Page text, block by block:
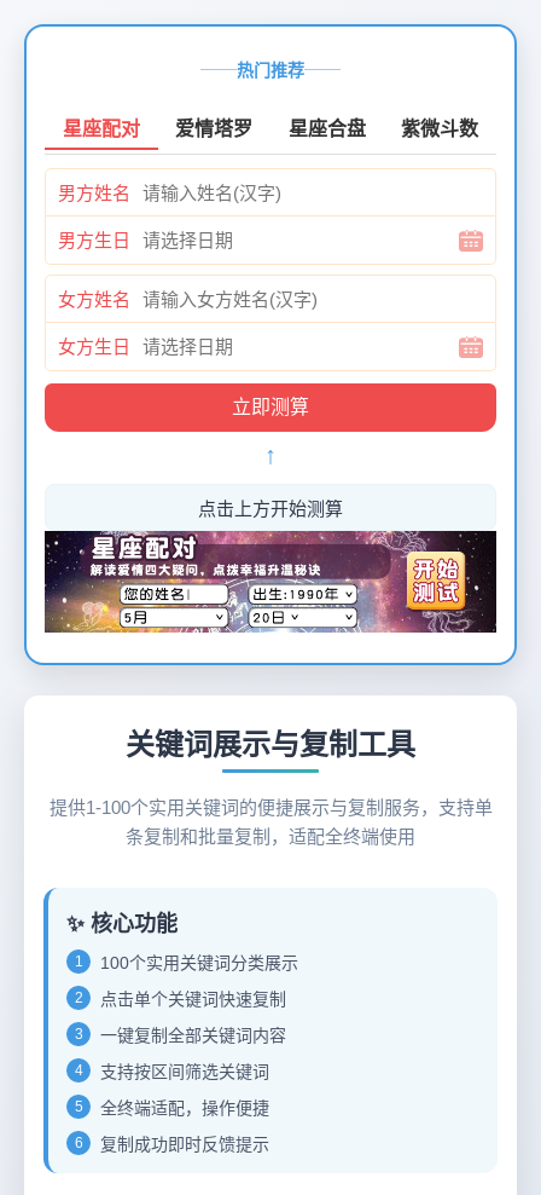
页
2026-
热门推荐
星座配对 爱情塔罗 星座合盘 紫微斗数
男方姓名
男方生日
女方姓名
女方生日
↑
点击上方开始测算
关键词展示与复制工具
提供1-100个实用关键词的便捷展示与复制服务，支持单
条复制和批量复制，适配全终端使用
✨ 核心功能
1 100个实用关键词分类展示
2 点击单个关键词快速复制
3 一键复制全部关键词内容
4 支持按区间筛选关键词
5 全终端适配，操作便捷
6 复制成功即时反馈提示